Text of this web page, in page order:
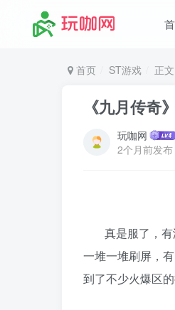
首页 ST游戏 正文
《九月传奇
玩咖网
2个月前发布
真是服了，
一堆一堆刷屏，
到了不少火爆区